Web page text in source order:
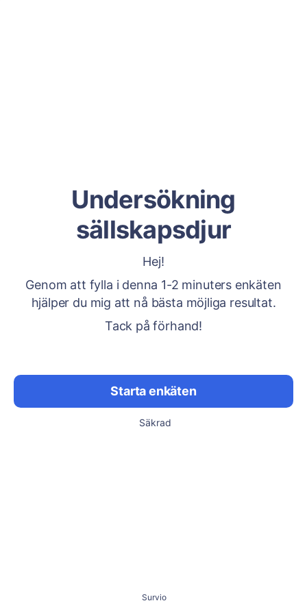
Undersökning
sällskapsdjur
Hej!
Genom att fylla i denna 1-2 minuters enkäten
hjälper du mig att nå bästa möjliga resultat.
Tack på förhand!
Starta enkäten
Säkrad
Survio